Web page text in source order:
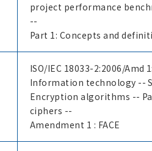
project performance
--
Part 1: Concepts and
ISO/IEC 18033-2:2006/Amd
Information technology --
Encryption algorithms --
ciphers --
Amendment 1 : FACE